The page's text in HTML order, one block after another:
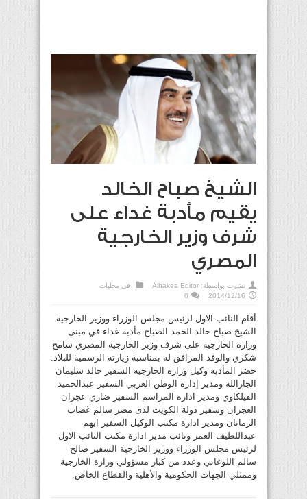
الشيخ صباح الخالد
يقيم مأدبة غداء على
شرف وزير الخارجية
المصري
نشرت بواسطة: Alhakea Editor في محليات
2014/12/16
0
أقام النائب الاول لرئيس مجلس الوزراء ووزير الخارجية
الشيخ صباح خالد الحمد الصباح مأدبة غداء في مبنى
وزارة الخارجية على شرف وزير الخارجية المصري سامح
شكري والوفد المرافق له بمناسبة زيارته الرسمية للبلاد.
حضر المأدبة وكيل وزارة الخارجية السفير خالد سليمان
الجارالله ومدير إدارة الوطن العربي السفير عبدالحميد
الفيلكاوي ومدير ادارة المراسم السفير ضاري عجران
العجران وسفير دولة الكويت لدى مصر سالم غصاب
الزمانان ومدير ادارة مكتب الوكيل السفير ايهم
عبداللطيف العمر ونائب مدير ادارة مكتب النائب الاول
لرئيس مجلس الوزراء ووزير الخارجية السفير صالح
سالم اللوغاني وعدد من كبار مسؤولي وزارة الخارجية
وممثلي الجهات الحكومية والأهلية والقطاع الخاص.